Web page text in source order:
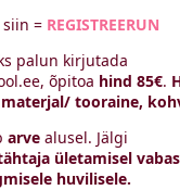
= REGISTREERUN
palun kirjutada
õpitoa hind 85€.
tooraine,
arve alusel. Jälgi
ületamisel
huvilisele.